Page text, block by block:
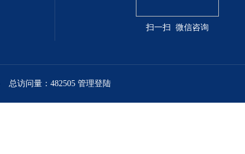
扫一扫 微信咨询
总访问量：482505 管理登陆